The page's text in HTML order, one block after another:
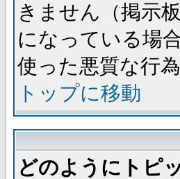
きません（掲示
になっている場
使った悪質な行
トップに移動
どのようにトピ